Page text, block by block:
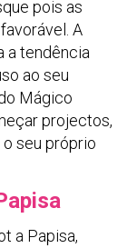
pois as
A
a tendência
ao seu
Mágico
projectos,
seu próprio
a Papisa,